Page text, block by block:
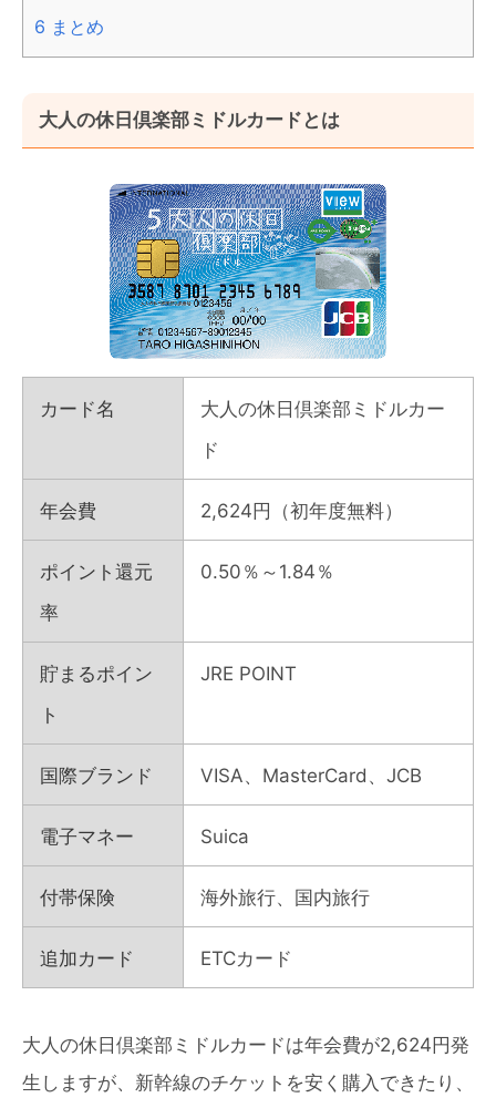
6 まとめ
大人の休日倶楽部ミドルカードとは
カード名
大人の休日倶楽部ミドルカー
ド
年会費 2,624円（初年度無料）
ポイント還元
率
0.50％～1.84％
貯まるポイン
ト
JRE POINT
国際ブランド VISA、MasterCard、JCB
電子マネー Suica
付帯保険 海外旅行、国内旅行
追加カード ETCカード
大人の休日倶楽部ミドルカードは年会費が2,624円発
生しますが、新幹線のチケットを安く購入できたり、